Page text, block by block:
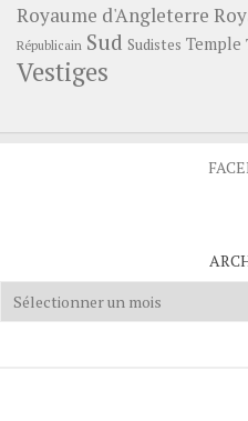
Royaume d'Angleterre
Républicain Sud Sudistes Temple
Vestiges
Archives